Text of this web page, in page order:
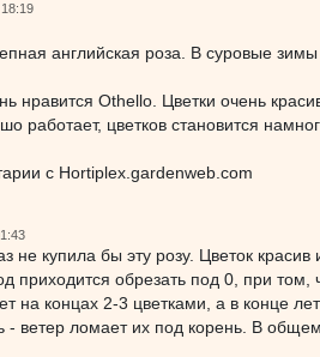
английская роза. В суровые
нравится Othello. Цветки очень
работает, цветков становится
с Hortiplex.gardenweb.com
не купила бы эту розу. Цветок
приходится обрезать под 0, при
на концах 2-3 цветками, а в конце
- ветер ломает их под корень. В